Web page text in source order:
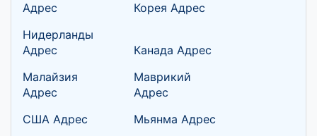
Адрес
Корея Адрес
Нидерланды
Адрес
Канада Адрес
Малайзия
Адрес
Маврикий
Адрес
США Адрес
Мьянма Адрес